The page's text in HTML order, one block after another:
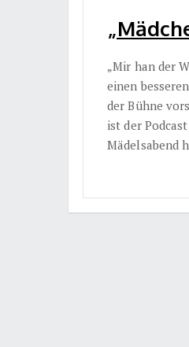
„Mir han dеr
einen
der Bühne
ist der
Mädelsabend